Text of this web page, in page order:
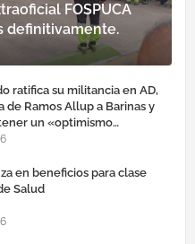
FOSPUCA
definitivamente.
ratifica su militancia en AD,
de Ramos Allup a Barinas y
un «optimismo
en beneficios para clase
Salud